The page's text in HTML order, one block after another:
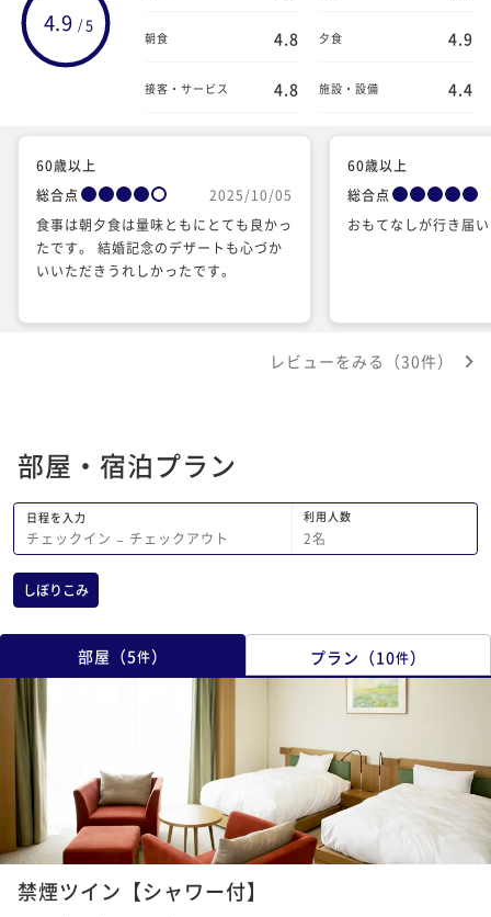
4.9 / 5
朝食 4.8 夕食 4.9
接客・サービス 4.8 施設・設備 4.4
60歳以上
総合点
2025/10/05
食事は朝夕食は量味ともにとても良かっ
たです。 結婚記念のデザートも心づか
いいただきうれしかったです。
60歳以上
総合点
おもてなしが行き届
レビューをみる（30件）
部屋・宿泊プラン
日程を入力
チェックイン − チェックアウト
利用人数
2名
しぼりこみ
部屋 （5件） プラン （10件）
禁煙ツイン【シャワー付】